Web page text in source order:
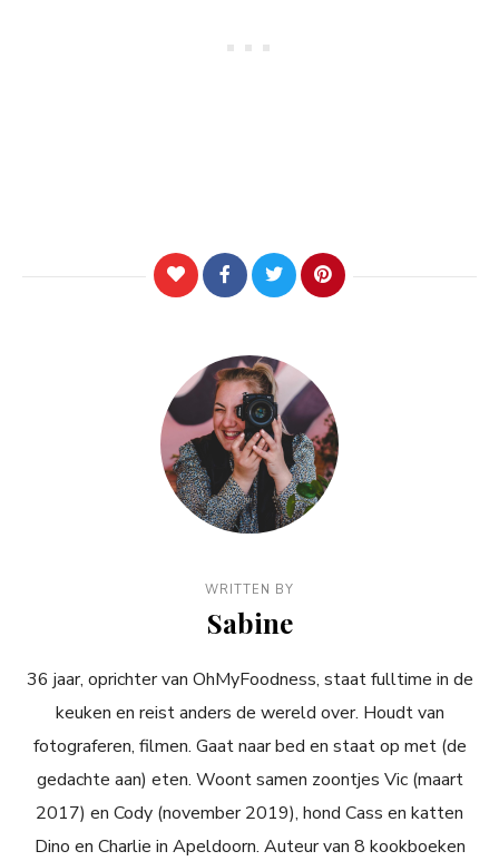
WRITTEN BY
Sabine
36 jaar, oprichter van OhMyFoodness, staat fulltime in de
keuken en reist anders de wereld over. Houdt van
fotograferen, filmen. Gaat naar bed en staat op met (de
gedachte aan) eten. Woont samen zoontjes Vic (maart
2017) en Cody (november 2019), hond Cass en katten
Dino en Charlie in Apeldoorn. Auteur van 8 kookboeken